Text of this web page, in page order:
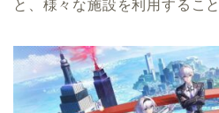
と、様々な施設を利用するこ